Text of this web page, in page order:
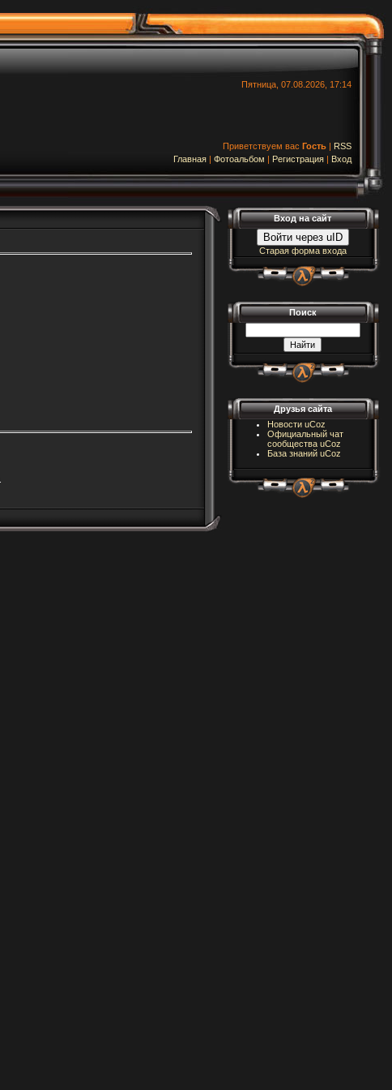
Пятница, 07.08.2026, 17:14
Приветствуем вас Гость | RSS
Главная | Фотоальбом | Регистрация | Вход
Вход на сайт
Войти через uID
Старая форма входа
Поиск
Друзья сайта
Новости uCoz
Официальный чат
сообщества uCoz
База знаний uCoz